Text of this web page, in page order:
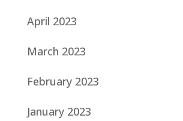
April 2023
March 2023
February 2023
January 2023